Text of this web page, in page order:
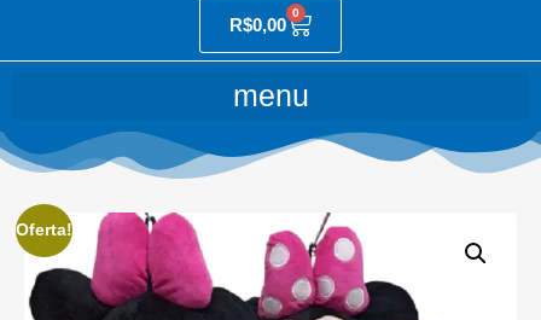
R$0,00
0
Oferta!